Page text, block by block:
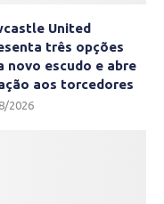
United
três opções
novo escudo e abre
aos torcedores
2026